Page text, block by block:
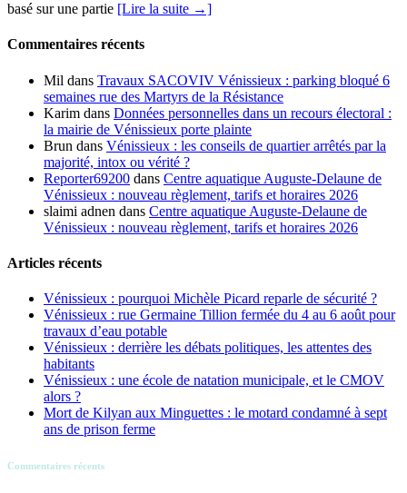
basé sur une partie [Lire la suite →]
Commentaires récents
Mil dans Travaux SACOVIV Vénissieux : parking bloqué 6
semaines rue des Martyrs de la Résistance
Karim dans Données personnelles dans un recours électoral :
la mairie de Vénissieux porte plainte
Brun dans Vénissieux : les conseils de quartier arrêtés par la
majorité, intox ou vérité ?
Reporter69200 dans Centre aquatique Auguste-Delaune de
Vénissieux : nouveau règlement, tarifs et horaires 2026
slaimi adnen dans Centre aquatique Auguste-Delaune de
Vénissieux : nouveau règlement, tarifs et horaires 2026
Articles récents
Vénissieux : pourquoi Michèle Picard reparle de sécurité ?
Vénissieux : rue Germaine Tillion fermée du 4 au 6 août pour
travaux d’eau potable
Vénissieux : derrière les débats politiques, les attentes des
habitants
Vénissieux : une école de natation municipale, et le CMOV
alors ?
Mort de Kilyan aux Minguettes : le motard condamné à sept
ans de prison ferme
Commentaires récents